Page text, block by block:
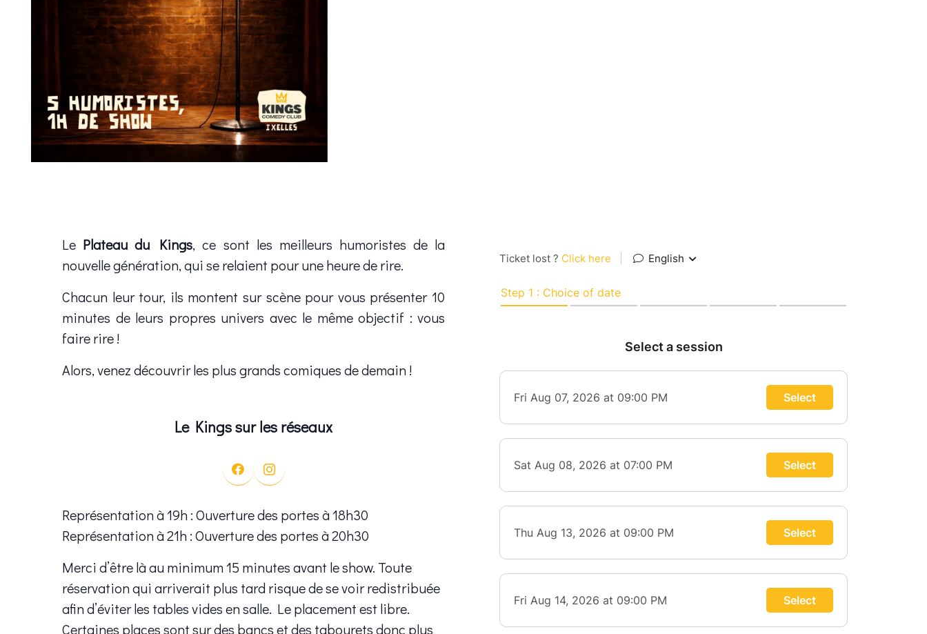
Le Plateau du Kings, ce sont les meilleurs humoristes de la
nouvelle génération, qui se relaient pour une heure de rire.
Chacun leur tour, ils montent sur scène pour vous présenter 10
minutes de leurs propres univers avec le même objectif : vous
faire rire !
Alors, venez découvrir les plus grands comiques de demain !
Le Kings sur les réseaux
Représentation à 19h : Ouverture des portes à 18h30
Représentation à 21h : Ouverture des portes à 20h30
Merci d’être là au minimum 15 minutes avant le show. Toute
réservation qui arriverait plus tard risque de se voir redistribuée
afin d’éviter les tables vides en salle. Le placement est libre.
Certaines places sont sur des bancs et des tabourets donc plus